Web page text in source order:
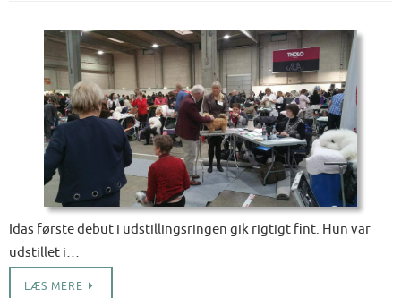
Idas første debut i udstillingsringen gik rigtigt fint. Hun var
udstillet i…
LÆS MERE